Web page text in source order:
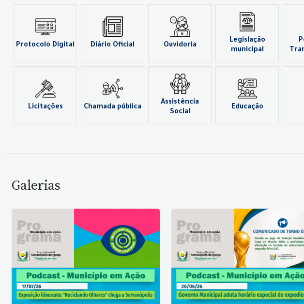
Protocolo Digital Diário Oficial Ouvidoria
Legislação
municipal
Licitações Chamada pública
Assistência
Social
Educação
Galerias